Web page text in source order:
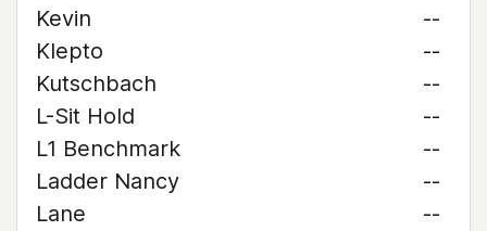
Kevin
--
Klepto
--
Kutschbach
--
L-Sit Hold
--
L1 Benchmark
--
Ladder Nancy
--
Lane
--